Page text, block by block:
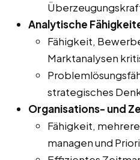
Analytische
Fähigkeit,
Marktanalysen
strategisches
Organisations- und
Fähigkeit,
managen und